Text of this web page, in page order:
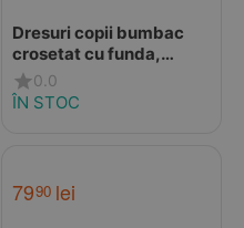
Dresuri copii bumbac
crosetat cu funda,
albastru maya, Condor
0.0
ÎN STOC
7990 lei